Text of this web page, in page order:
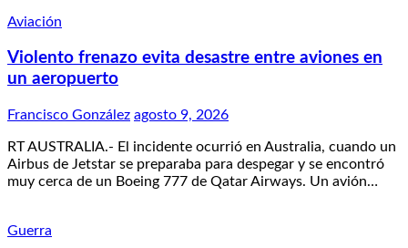
Aviación
Violento frenazo evita desastre entre aviones en
un aeropuerto
Francisco González agosto 9, 2026
RT AUSTRALIA.- El incidente ocurrió en Australia, cuando un
Airbus de Jetstar se preparaba para despegar y se encontró
muy cerca de un Boeing 777 de Qatar Airways. Un avión…
Guerra